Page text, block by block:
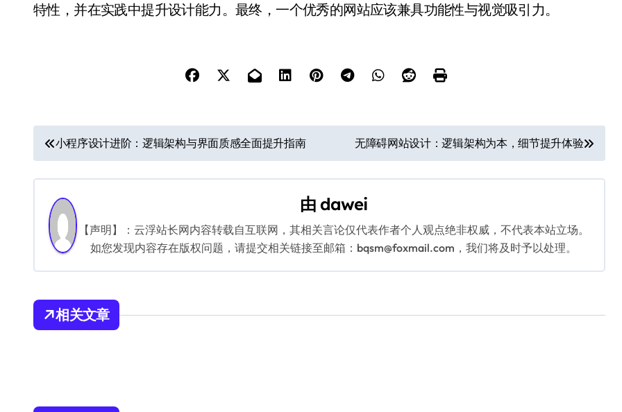
特性，并在实践中提升设计能力。最终，一个优秀的网站应该兼具功能性与视觉吸引力。
文
章
导
航
小程序设计进阶：逻辑架构与界面质感全面提升指南 无障碍网站设计：逻辑架构为本，细节提升体验
由 dawei
【声明】：云浮站长网内容转载自互联网，其相关言论仅代表作者个人观点绝非权威，不代表本站立场。
如您发现内容存在版权问题，请提交相关链接至邮箱：bqsm@foxmail.com，我们将及时予以处理。
相关文章